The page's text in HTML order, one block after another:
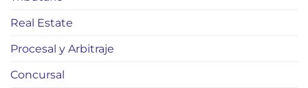
Real Estate
Procesal y Arbitraje
Concursal